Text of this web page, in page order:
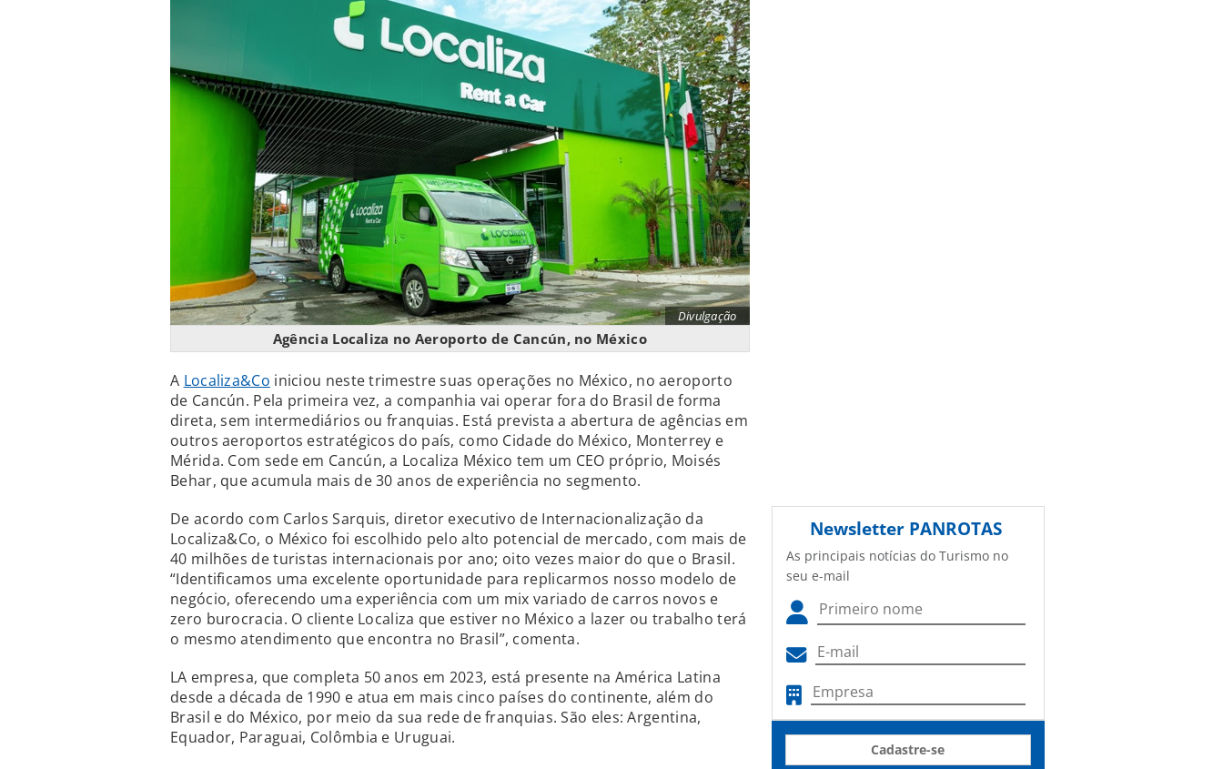
Divulgação
Agência Localiza no Aeroporto de Cancún, no México
A Localiza&Co iniciou neste trimestre suas operações no México, no aeroporto
de Cancún. Pela primeira vez, a companhia vai operar fora do Brasil de forma
direta, sem intermediários ou franquias. Está prevista a abertura de agências em
outros aeroportos estratégicos do país, como Cidade do México, Monterrey e
Mérida. Com sede em Cancún, a Localiza México tem um CEO próprio, Moisés
Behar, que acumula mais de 30 anos de experiência no segmento.
De acordo com Carlos Sarquis, diretor executivo de Internacionalização da
Localiza&Co, o México foi escolhido pelo alto potencial de mercado, com mais de
40 milhões de turistas internacionais por ano; oito vezes maior do que o Brasil.
“Identificamos uma excelente oportunidade para replicarmos nosso modelo de
negócio, oferecendo uma experiência com um mix variado de carros novos e
zero burocracia. O cliente Localiza que estiver no México a lazer ou trabalho terá
o mesmo atendimento que encontra no Brasil”, comenta.
LA empresa, que completa 50 anos em 2023, está presente na América Latina
desde a década de 1990 e atua em mais cinco países do continente, além do
Brasil e do México, por meio da sua rede de franquias. São eles: Argentina,
Equador, Paraguai, Colômbia e Uruguai.
Newsletter PANROTAS
As principais notícias do Turismo no
seu e-mail
Cadastre-se